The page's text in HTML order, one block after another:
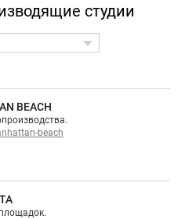
студии
beach
BEACH